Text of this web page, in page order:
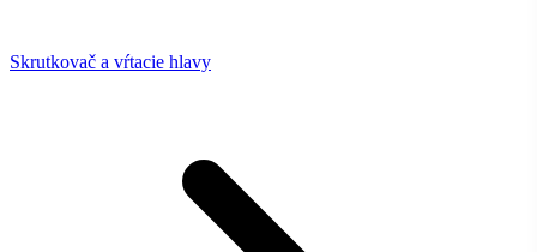
Skrutkovač a vŕtacie hlavy